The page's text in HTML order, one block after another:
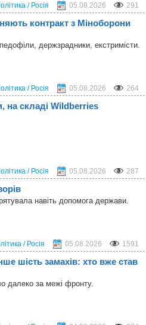
/ Росія 05.08.2026 291
контракт з Міноборони
держзрадники, екстримісти.
/ Росія 05.08.2026 264
на складі Wildberries
/ Росія 05.08.2026 287
навіть допомога держави.
/ Росія 05.08.2026 1591
шість замахів: хто вже став
далеко за межі фронту.